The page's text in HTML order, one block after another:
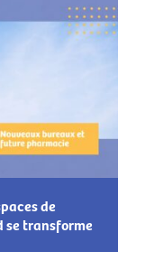
de
se transforme